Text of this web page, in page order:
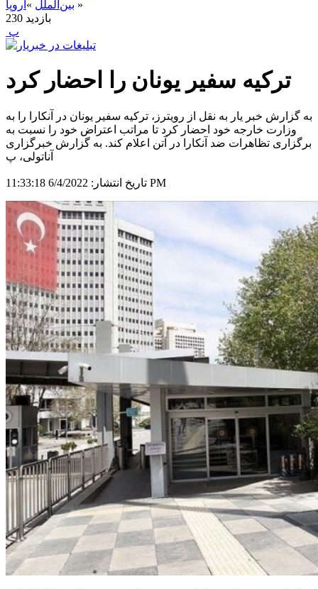
بین‌الملل » اروپا
»
230 بازدید
‍ پ
ترکیه سفیر یونان را احضار کرد
به گزارش خبر یار به نقل از رویترز، ترکیه سفیر یونان در آنکارا را به
وزارت خارجه خود احضار کرد تا مراتب اعتراض خود را نسبت به
برگزاری تظاهرات ضد آنکارا در آتن اعلام کند. به گزارش خبرگزاری
آناتولی، پ
تاریخ انتشار: 6/4/2022 11:33:18 PM